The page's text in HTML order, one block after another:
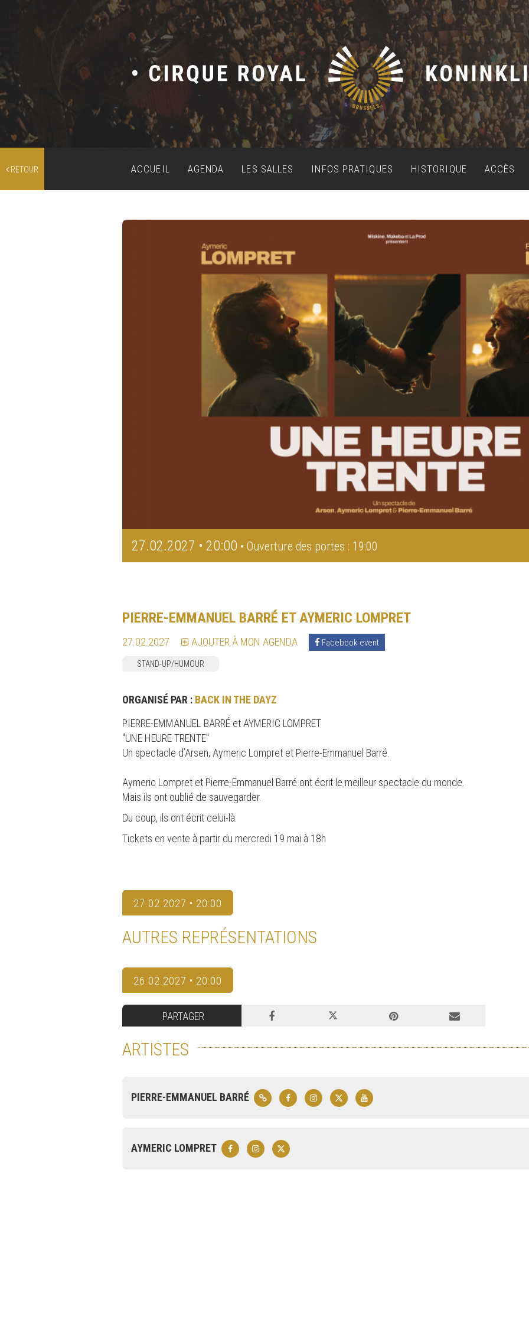
RETOUR ACCUEIL AGENDA LES SALLES INFOS PRATIQUES HISTORIQUE ACCÈS
27.02.2027 • 20:00 • Ouverture des portes : 19:00
PIERRE-EMMANUEL BARRÉ ET AYMERIC LOMPRET
27.02.2027 AJOUTER À MON AGENDA Facebook event
STAND-UP/HUMOUR
ORGANISÉ PAR : BACK IN THE DAYZ
PIERRE-EMMANUEL BARRÉ et AYMERIC LOMPRET
"UNE HEURE TRENTE"
Un spectacle d’Arsen, Aymeric Lompret et Pierre-Emmanuel Barré.
Aymeric Lompret et Pierre-Emmanuel Barré ont écrit le meilleur spectacle du monde.
Mais ils ont oublié de sauvegarder.
Du coup, ils ont écrit celui-là.
Tickets en vente à partir du mercredi 19 mai à 18h
27.02.2027 • 20:00
AUTRES REPRÉSENTATIONS
26.02.2027 • 20:00
PARTAGER
ARTISTES
PIERRE-EMMANUEL BARRÉ
AYMERIC LOMPRET